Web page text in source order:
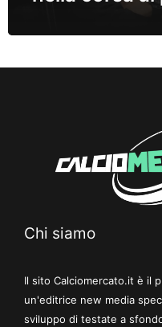
Chi siamo
Il sito Calciomercato.it è il
un'editrice new media
sviluppo di testate a